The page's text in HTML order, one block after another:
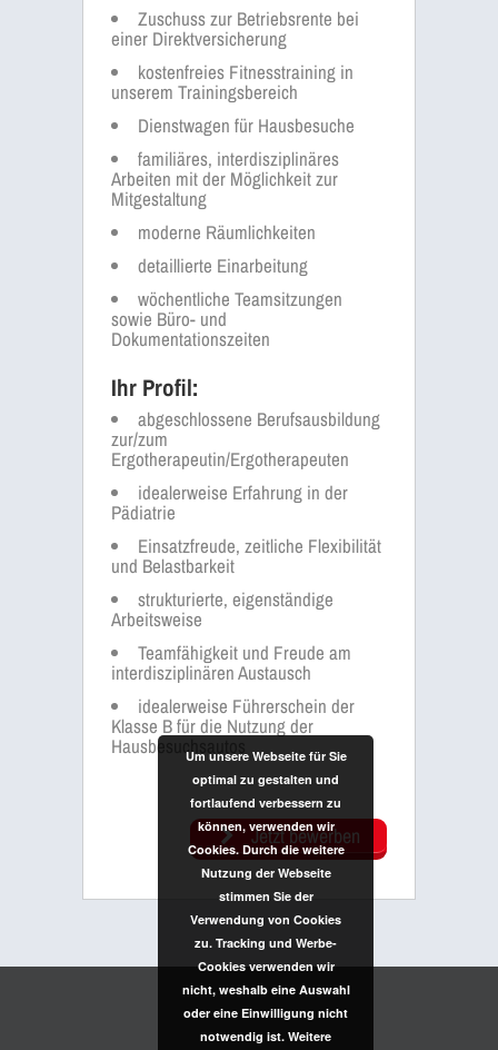
Zuschuss zur Betriebsrente bei
einer Direktversicherung
kostenfreies Fitnesstraining in
unserem Trainingsbereich
Dienstwagen für Hausbesuche
familiäres, interdisziplinäres
Arbeiten mit der Möglichkeit zur
Mitgestaltung
moderne Räumlichkeiten
detaillierte Einarbeitung
wöchentliche Teamsitzungen
sowie Büro- und
Dokumentationszeiten
Ihr Profil:
abgeschlossene Berufsausbildung
zur/zum
Ergotherapeutin/Ergotherapeuten
idealerweise Erfahrung in der
Pädiatrie
Einsatzfreude, zeitliche Flexibilität
und Belastbarkeit
strukturierte, eigenständige
Arbeitsweise
Teamfähigkeit und Freude am
interdisziplinären Austausch
idealerweise Führerschein der
Klasse B für die Nutzung der
Hausbesuchsautos
Jetzt bewerben
Um unsere Webseite für Sie
optimal zu gestalten und
fortlaufend verbessern zu
können, verwenden wir
Cookies. Durch die weitere
Nutzung der Webseite
stimmen Sie der
Verwendung von Cookies
zu. Tracking und Werbe-
Cookies verwenden wir
nicht, weshalb eine Auswahl
oder eine Einwilligung nicht
notwendig ist. Weitere